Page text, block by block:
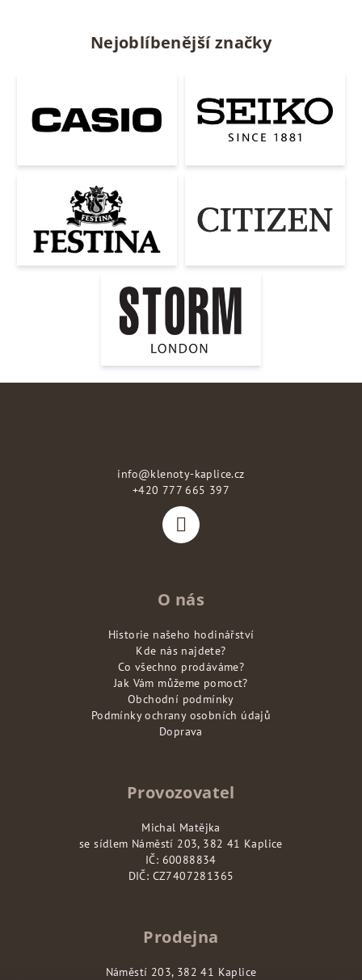
Nejoblíbenější značky
info@klenoty-kaplice.cz
+420 777 665 397
O nás
Historie našeho hodinářství
Kde nás najdete?
Co všechno prodáváme?
Jak Vám můžeme pomoct?
Obchodní podmínky
Podmínky ochrany osobních údajů
Doprava
Provozovatel
Michal Matějka
se sídlem Náměstí 203, 382 41 Kaplice
IČ: 60088834
DIČ: CZ7407281365
Prodejna
Náměstí 203, 382 41 Kaplice